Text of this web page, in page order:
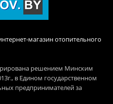
магазин отопительного
решением Минским
в Едином государственном
предпринимателей за